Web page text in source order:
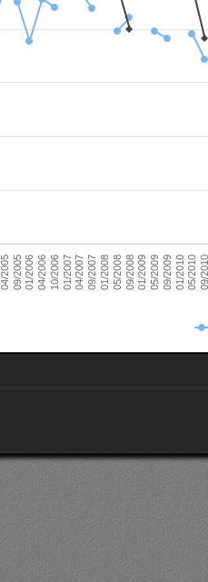
04/200509/200501/200604/200610/200601/200704/200709/200701/200805/200809/200801/200905/200909/200901/201005/201009/